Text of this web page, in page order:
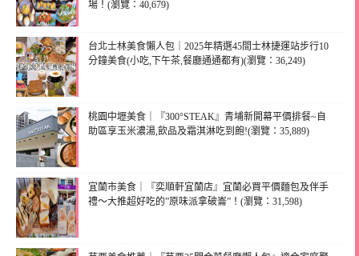
場！(瀏覽：40,679)
台北士林美食懶人包｜2025年精選45間士林捷運站步行10
分鐘美食(小吃,下午茶,餐廳通通都有)(瀏覽：36,249)
桃園中壢美食｜『300°STEAK』青埔新開幕平價排餐~自
助區享玉米濃湯,飲品及霜淇淋吃到飽!(瀏覽：35,889)
宜蘭市美食｜『奕順軒宜蘭店』宜蘭必買平價麵包及伴手
禮～大推超好吃的”原味派拿破崙”！(瀏覽：31,598)